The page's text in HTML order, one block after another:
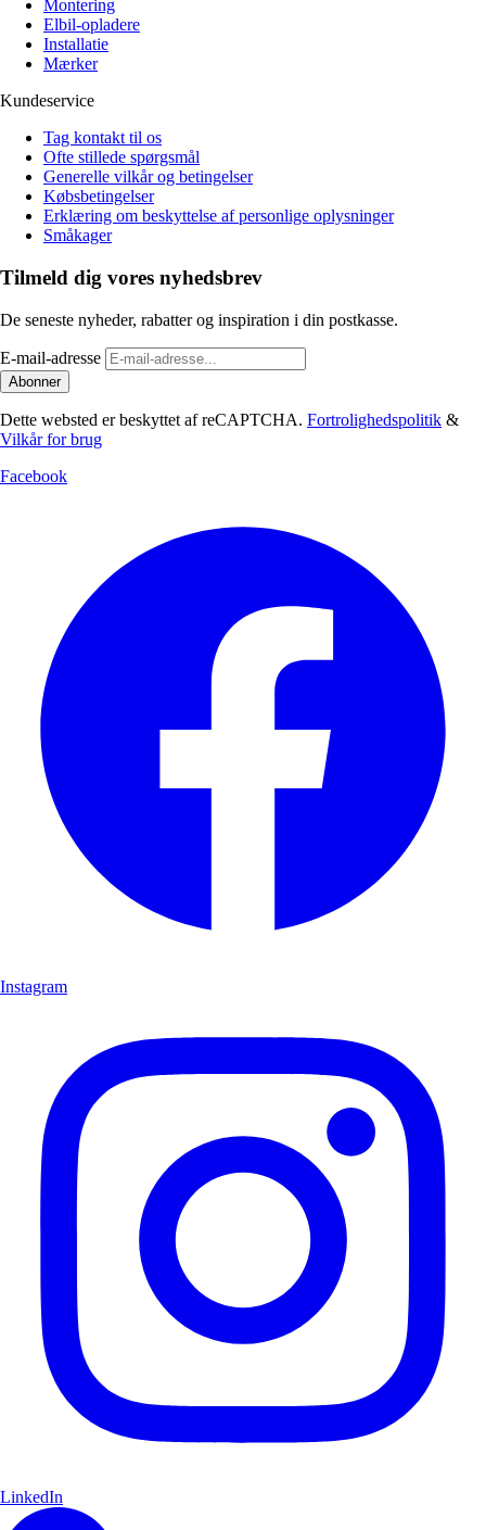
Montering
Elbil-opladere
Installatie
Mærker
Kundeservice
Tag kontakt til os
Ofte stillede spørgsmål
Generelle vilkår og betingelser
Købsbetingelser
Erklæring om beskyttelse af personlige oplysninger
Småkager
Tilmeld dig vores nyhedsbrev
De seneste nyheder, rabatter og inspiration i din postkasse.
E-mail-adresse
Abonner
Dette websted er beskyttet af reCAPTCHA. Fortrolighedspolitik &
Vilkår for brug
Facebook
Instagram
LinkedIn